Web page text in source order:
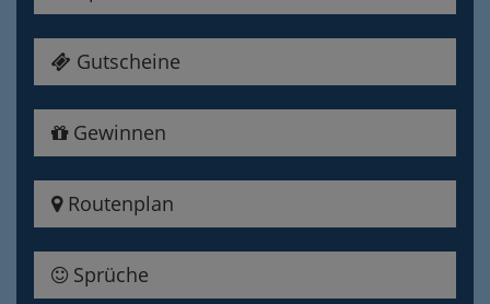
Gutscheine
Gewinnen
Routenplan
Sprüche